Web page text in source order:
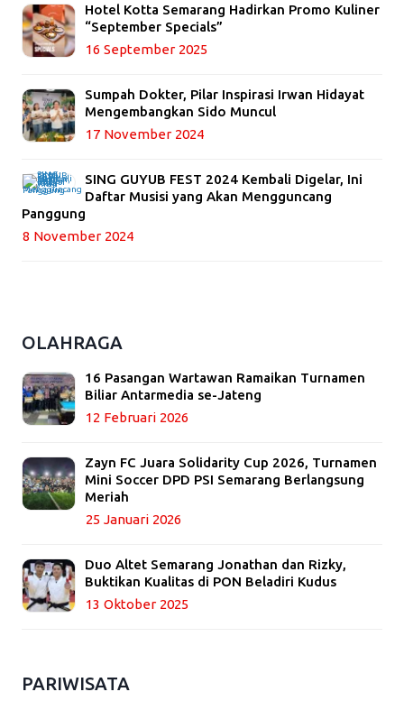
Hotel Kotta Semarang Hadirkan Promo Kuliner
“September Specials”
16 September 2025
Sumpah Dokter, Pilar Inspirasi Irwan Hidayat
Mengembangkan Sido Muncul
17 November 2024
SING GUYUB FEST 2024 Kembali Digelar, Ini
Daftar Musisi yang Akan Mengguncang
Panggung
8 November 2024
OLAHRAGA
16 Pasangan Wartawan Ramaikan Turnamen
Biliar Antarmedia se-Jateng
12 Februari 2026
Zayn FC Juara Solidarity Cup 2026, Turnamen
Mini Soccer DPD PSI Semarang Berlangsung
Meriah
25 Januari 2026
Duo Altet Semarang Jonathan dan Rizky,
Buktikan Kualitas di PON Beladiri Kudus
13 Oktober 2025
PARIWISATA